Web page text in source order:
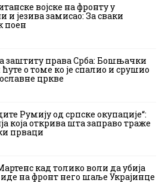
војске на фронту у
и језива замисао: За сваки
поен
заштиту права Срба: Бошњачки
о томе ко је спалио и срушио
цркве
Румију од српске окупације“:
која открива шта заправо траже
прваци
кад толико воли да убија
иде на фронт него шаље Украјинце